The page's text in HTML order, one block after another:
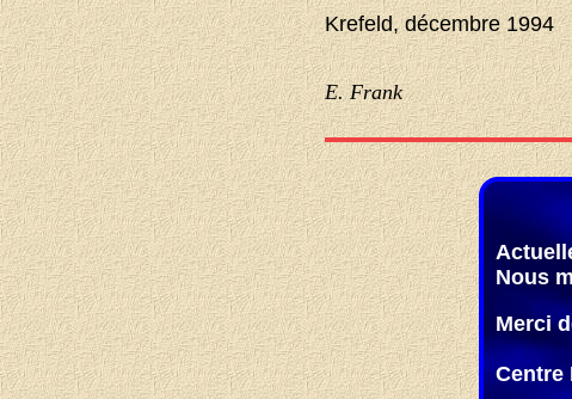
Krefeld, décembre 1994
E. Frank
Nous
Merci
Centre